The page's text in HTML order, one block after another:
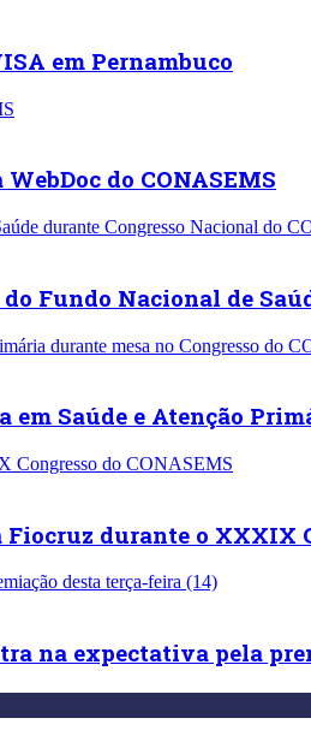
em Pernambuco
do CONASEMS
Fundo Nacional de
Saúde e Atenção
durante o XXXIX
na expectativa pela